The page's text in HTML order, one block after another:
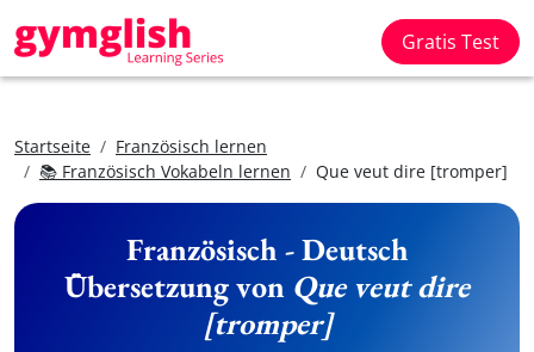
Gratis Test
Startseite
Französisch lernen
📚 Französisch Vokabeln lernen
Que veut dire [tromper]
Französisch - Deutsch
Übersetzung von Que veut dire
[tromper]